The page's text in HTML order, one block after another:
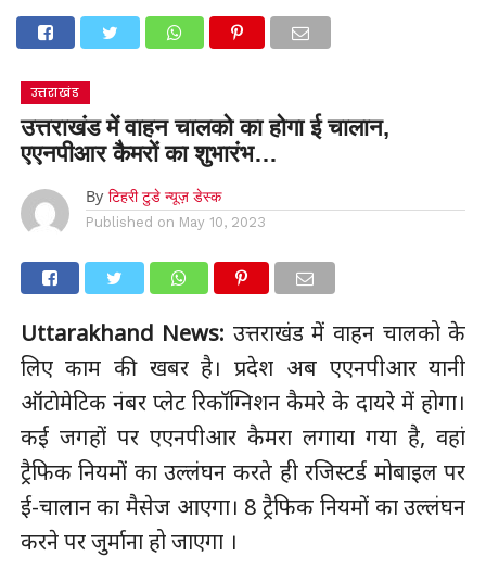
उत्तराखंड
उत्तराखंड में वाहन चालको का होगा ई चालान,
एएनपीआर कैमरों का शुभारंभ…
By टिहरी टुडे न्यूज़ डेस्क
Published on May 10, 2023
Uttarakhand News: उत्तराखंड में वाहन चालको के
लिए काम की खबर है। प्रदेश अब एएनपीआर यानी
ऑटाेमेटिक नंबर प्लेट रिकॉग्निशन कैमरे के दायरे में होगा।
कई जगहों पर एएनपीआर कैमरा लगाया गया है, वहां
ट्रैफिक नियमाें का उल्लंघन करते ही रजिस्टर्ड मोबाइल पर
ई-चालान का मैसेज आएगा। 8 ट्रैफिक नियमाें का उल्लंघन
करने पर जुर्माना हो जाएगा ।